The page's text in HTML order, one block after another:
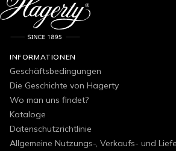
INFORMATIONEN
Geschäftsbedingungen
Die Geschichte von Hagerty
Wo man uns findet?
Kataloge
Datenschutzrichtlinie
Allgemeine Nutzungs-, Verkaufs- und